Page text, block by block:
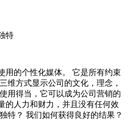
特
用的个性化媒体。 它是所有约束
维方式显示公司的文化，理念，
用得当，它可以成为公司营销的
的人力和财力，并且没有任何效
特？ 我们如何获得良好的结果？